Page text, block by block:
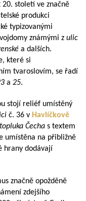
století ve značně
produkci
typizovanými
známými z ulic
a dalších.
které si
tvaroslovím, se řadí
a 25.
stojí reliéf umístěný
č. 36 v Havlíčkově
Čecha s textem
umístěna na přibližně
hrany dodávají
značně opožděně
zdejšího